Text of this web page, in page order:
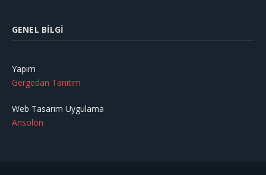
GENEL BILGI
Yapım
Gergedan Tanıtım
Web Tasarım Uygulama
Ansolon